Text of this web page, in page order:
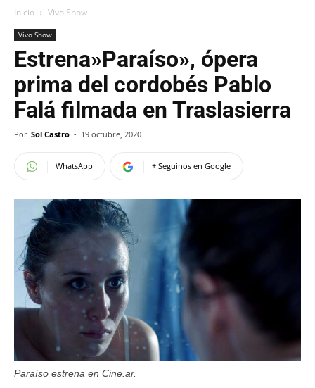
Inicio Vivo Show
Vivo Show
Estrena»Paraíso», ópera
prima del cordobés Pablo
Falá filmada en Traslasierra
Por Sol Castro - 19 octubre, 2020
WhatsApp + Seguinos en Google
Paraíso estrena en Cine.ar.